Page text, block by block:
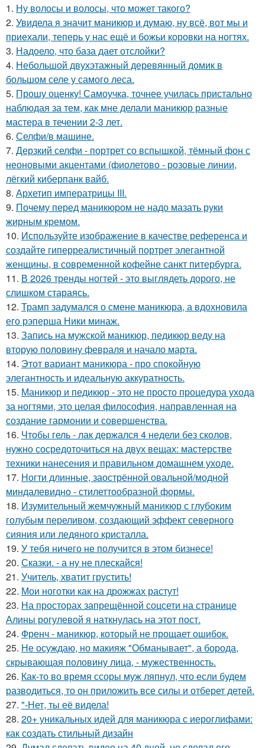
1. Ну волосы и волосы, что может такого?
2. Увидела я значит маникюр и думаю, ну всё, вот мы и
приехали, теперь у нас ещё и божьи коровки на ногтях.
3. Надоело, что база дает отслойки?
4. Небольшой двухэтажный деревянный домик в
большом селе у самого леса.
5. Прошу оценку! Самоучка, точнее училась пристально
наблюдая за тем, как мне делали маникюр разные
мастера в течении 2-3 лет.
6. Селфи/в машине.
7. Дерзкий селфи - портрет со вспышкой, тёмный фон с
неоновыми акцентами (фиолетово - розовые линии,
лёгкий киберпанк вайб.
8. Архетип императрицы III.
9. Почему перед маникюром не надо мазать руки
жирным кремом.
10. Используйте изображение в качестве референса и
создайте гиперреалистичный портрет элегантной
женщины, в современной кофейне санкт питербурга.
11. В 2026 тренды ногтей - это выглядеть дорого, не
слишком стараясь.
12. Трамп задумался о смене маникюра, а вдохновила
его рэперша Ники минаж.
13. Запись на мужской маникюр, педикюр веду на
вторую половину февраля и начало марта.
14. Этот вариант маникюра - про спокойную
элегантность и идеальную аккуратность.
15. Маникюр и педикюр - это не просто процедура ухода
за ногтями, это целая философия, направленная на
создание гармонии и совершенства.
16. Чтобы гель - лак держался 4 недели без сколов,
нужно сосредоточиться на двух вещах: мастерстве
техники нанесения и правильном домашнем уходе.
17. Ногти длинные, заострённой овальной/модной
миндалевидно - стилеттообразной формы.
18. Изумительный жемчужный маникюр с глубоким
голубым переливом, создающий эффект северного
сияния или ледяного кристалла.
19. У тебя ничего не получится в этом бизнесе!
20. Сказки. - а ну не плескайся!
21. Учитель, хватит грустить!
22. Мои ноготки как на дрожжах растут!
23. На просторах запрещённой соцсети на странице
Алины рогулевой я наткнулась на этот пост.
24. Френч - маникюр, который не прощает ошибок.
25. Не осуждаю, но макияж "Обманывает", а борода,
скрывающая половину лица, - мужественность.
26. Как-то во время ссоры муж ляпнул, что если будем
разводиться, то он приложить все силы и отберет детей.
27. "-Нет, ты её видела!
28. 20+ уникальных идей для маникюра с иероглифами:
как создать стильный дизайн